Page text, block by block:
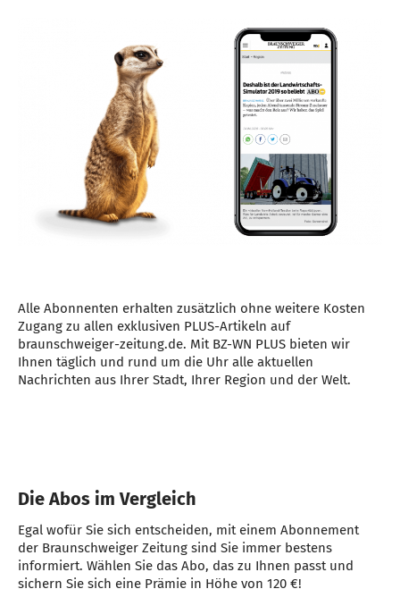
Alle Abonnenten erhalten zusätzlich ohne weitere Kosten
Zugang zu allen exklusiven PLUS-Artikeln auf
braunschweiger-zeitung.de. Mit BZ-WN PLUS bieten wir
Ihnen täglich und rund um die Uhr alle aktuellen
Nachrichten aus Ihrer Stadt, Ihrer Region und der Welt.
Die Abos im Vergleich
Egal wofür Sie sich entscheiden, mit einem Abonnement
der Braunschweiger Zeitung sind Sie immer bestens
informiert. Wählen Sie das Abo, das zu Ihnen passt und
sichern Sie sich eine Prämie in Höhe von 120 €!